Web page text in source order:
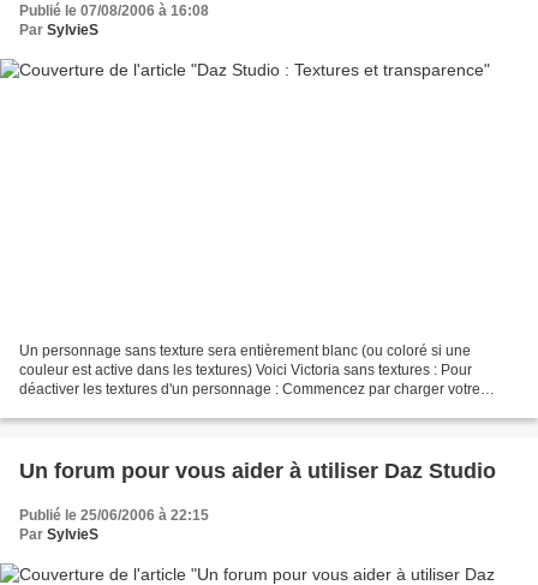
Publié le 07/08/2006 à 16:08
Par SylvieS
Un personnage sans texture sera entièrement blanc (ou coloré si une
couleur est active dans les textures) Voici Victoria sans textures : Pour
déactiver les textures d'un personnage : Commencez par charger votre
Un forum pour vous aider à utiliser Daz Studio
Publié le 25/06/2006 à 22:15
Par SylvieS